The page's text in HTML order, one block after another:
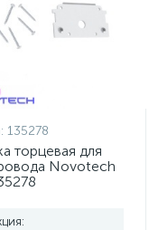
135278
торцевая для
Novotech